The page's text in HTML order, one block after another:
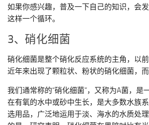
如果你感兴趣，普及一下自己的知识，会
这样一个循环。
3、硝化细菌
硝化细菌是整个硝化反应系统的主角，以前
近年来出现了颗粒状、粉状的硝化细菌，而
我们通常称的“硝化细菌”，又称为A菌，是
在有氧的水中或砂中生长，是大多数水族
选用品，广泛地运用于淡、海水的水质处